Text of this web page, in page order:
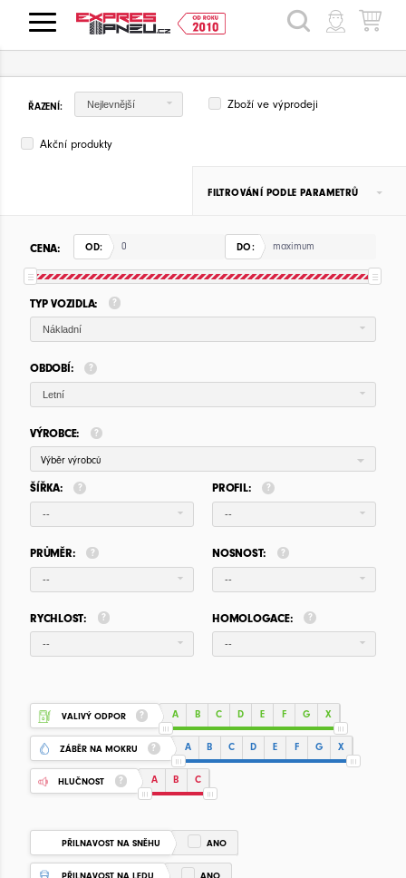
HLEDAT
ŘAZENÍ: Nejlevnější Zboží ve výprodeji
Akční produkty
FILTROVÁNÍ PODLE PARAMETRŮ
CENA: OD: DO:
TYP VOZIDLA:
Nákladní
OBDOBÍ:
Letní
VÝROBCE:
Výběr výrobců
ŠÍŘKA:
--
PROFIL:
--
PRŮMĚR:
--
NOSNOST:
--
RYCHLOST:
--
HOMOLOGACE:
--
VALIVÝ ODPOR A B C D E F G X
ZÁBĚR NA MOKRU A B C D E F G X
HLUČNOST A B C
PŘILNAVOST NA SNĚHU ANO